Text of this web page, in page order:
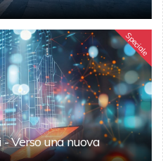
Speciale
- Verso una nuova